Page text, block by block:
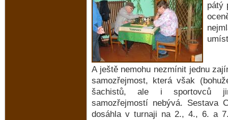
pátý
A ještě nemohu nezmínit jednu
samozřejmost, která však
šachistů, ale i sportovců
samozřejmostí nebývá. Sestava
dosáhla v turnaji na 2., 4., 6. a